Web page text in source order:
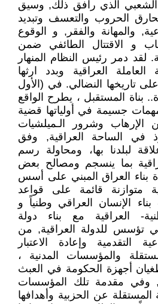
الذي رافق ذلك, وسيق
الحروب والتعسف وتبديد
والمهانة والفقر, و الوقوع
و الاقتتال الطائفي ضمن
لقد دمر رئيس النظام المنهار
العراقية وبدد ارثها
تاريخها النضالي. في (الأول
بناة المستقبل ، يطرح الواقع
جسيمة في أولياتها قضية
الإرهاب وشرور الـميلشيات
في الساحة العراقية, وفق
لبلدنا بها، ومحاولة رسم
بما ينسجم ومصالح بعض
بناء العراق المبني على أسس
متوازنة قائمة على قواعد
الإنسان العراقي وطنياً و
العراقية مع بناء دولة
تؤسس للدولة العراقية, من
التقدمية وإعادة الاعتبار
والمؤسسات المدنية ،
أجهزة الحكومة في العبث
وفي مقدمة تلك المؤسسات
المستقلة عن الحزبية وأهدافها